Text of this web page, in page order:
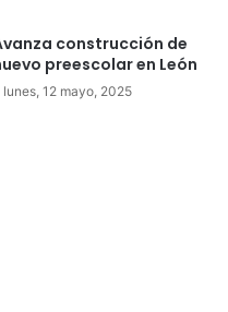
construcción de
preescolar en León
lunes, 12 mayo, 2025